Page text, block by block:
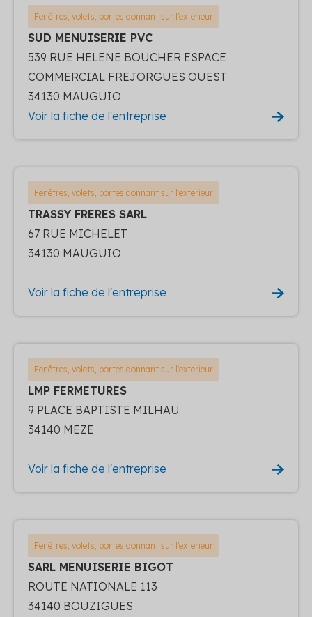
Fenêtres, volets, portes donnant sur l'exterieur
SUD MENUISERIE PVC
539 RUE HELENE BOUCHER ESPACE
COMMERCIAL FREJORGUES OUEST
34130 MAUGUIO
Voir la fiche de l'entreprise
Fenêtres, volets, portes donnant sur l'exterieur
TRASSY FRERES SARL
67 RUE MICHELET
34130 MAUGUIO
Voir la fiche de l'entreprise
Fenêtres, volets, portes donnant sur l'exterieur
LMP FERMETURES
9 PLACE BAPTISTE MILHAU
34140 MEZE
Voir la fiche de l'entreprise
Fenêtres, volets, portes donnant sur l'exterieur
SARL MENUISERIE BIGOT
ROUTE NATIONALE 113
34140 BOUZIGUES